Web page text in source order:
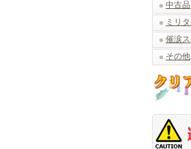
中古品
ミリ
催涙
その他